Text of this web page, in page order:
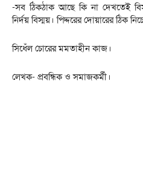
-সব ঠিকঠাক আছে কি না দেখতেই
নির্দয় বিস্ময়। পিদ্দরের দোয়ারের ঠিক
সিধেঁল চোরের মমতাহীন কাজ।
লেখক- প্রবন্ধিক ও সমাজকর্মী।